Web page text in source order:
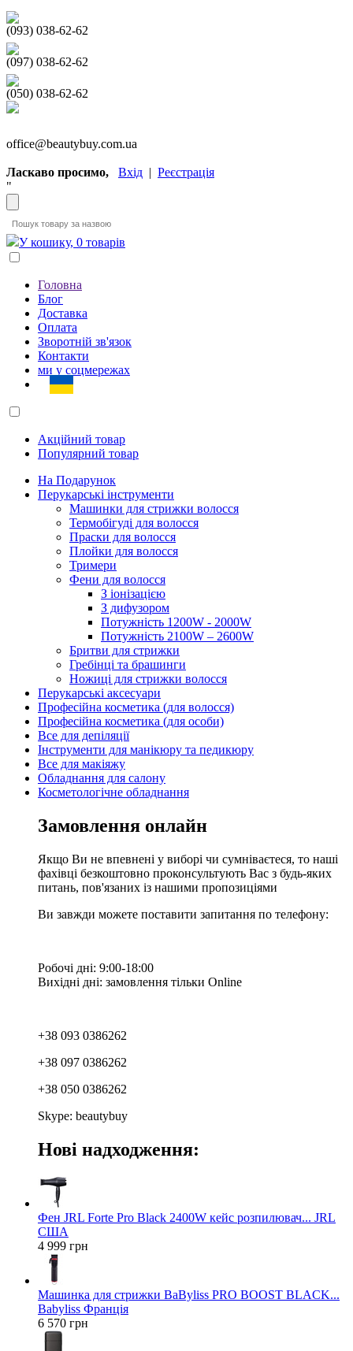
(093) 038-62-62
(097) 038-62-62
(050) 038-62-62
office@beautybuy.com.ua
Ласкаво просимо, Вхід | Реєстрація
"
У кошику, 0 товарів
Головна
Блог
Доставка
Оплата
Зворотній зв'язок
Контакти
ми у соцмережах
Акційний товар
Популярний товар
На Подарунок
Перукарські інструменти
Машинки для стрижки волосся
Термобігуді для волосся
Праски для волосся
Плойки для волосся
Тримери
Фени для волосся
З іонізацією
З дифузором
Потужність 1200W - 2000W
Потужність 2100W – 2600W
Бритви для стрижки
Гребінці та брашинги
Ножиці для стрижки волосся
Перукарські аксесуари
Професійна косметика (для волосся)
Професійна косметика (для особи)
Все для депіляції
Інструменти для манікюру та педикюру
Все для макіяжу
Обладнання для салону
Косметологічне обладнання
Замовлення онлайн
Якщо Ви не впевнені у виборі чи сумніваєтеся, то наші
фахівці безкоштовно проконсультують Вас з будь-яких
питань, пов'язаних із нашими пропозиціями
Ви завжди можете поставити запитання по телефону:
Робочі дні: 9:00-18:00
Вихідні дні: замовлення тільки Online
+38 093 0386262
+38 097 0386262
+38 050 0386262
Skype: beautybuy
Нові надходження:
Фен JRL Forte Pro Black 2400W кейс розпилювач... JRL
США
4 999 грн
Машинка для стрижки BaByliss PRO BOOST BLACK...
Babyliss Франція
6 570 грн